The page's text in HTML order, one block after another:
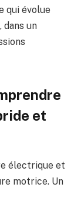
qui évolue
un
et
électrique et
motrice. Un